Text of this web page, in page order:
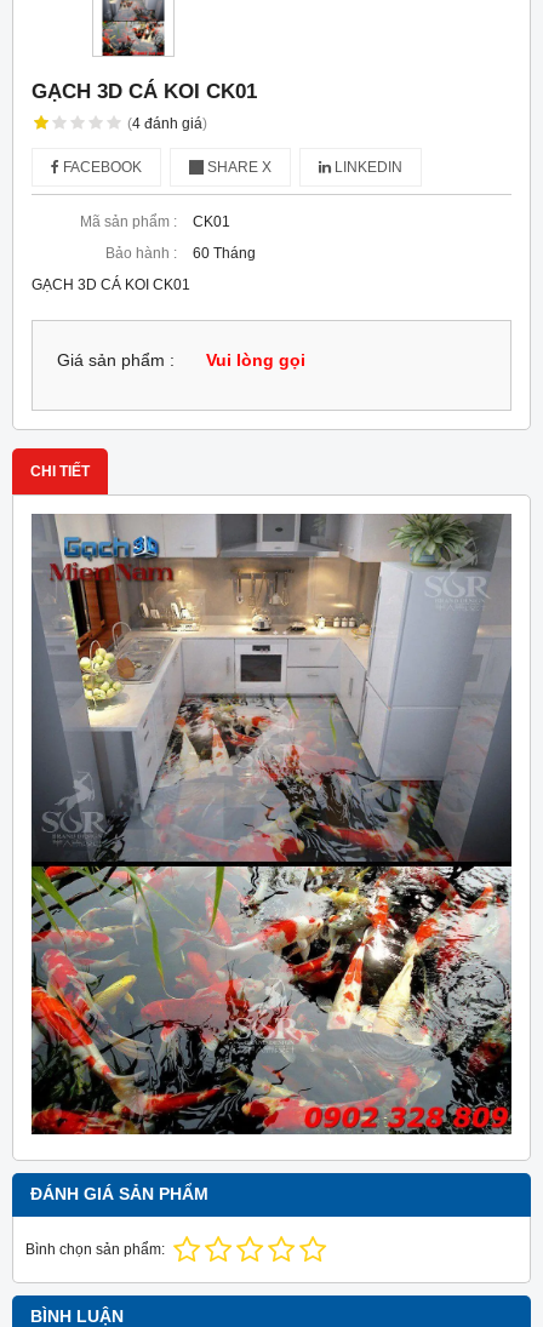
GẠCH 3D CÁ KOI CK01
(4 đánh giá)
FACEBOOK SHARE X LINKEDIN
Mã sản phẩm :
CK01
Bảo hành :
60 Tháng
GẠCH 3D CÁ KOI CK01
Giá sản phẩm : Vui lòng gọi
CHI TIẾT
ĐÁNH GIÁ SẢN PHẨM
Bình chọn sản phẩm:
BÌNH LUẬN